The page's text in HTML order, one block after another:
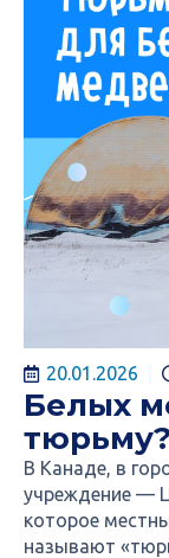
20.01.2026
Белых
тюрьму?
В Канаде, в
учреждение —
которое
называют